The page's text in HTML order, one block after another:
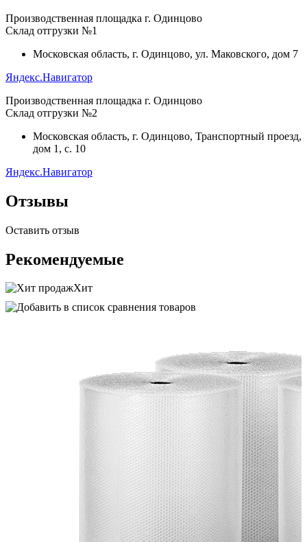
Производственная площадка г. Одинцово
Склад отгрузки №1
Московская область, г. Одинцово, ул. Маковского, дом 7
Яндекс.Навигатор
Производственная площадка г. Одинцово
Склад отгрузки №2
Московская область, г. Одинцово, Транспортный проезд,
дом 1, с. 10
Яндекс.Навигатор
Отзывы
Оставить отзыв
Рекомендуемые
Хит